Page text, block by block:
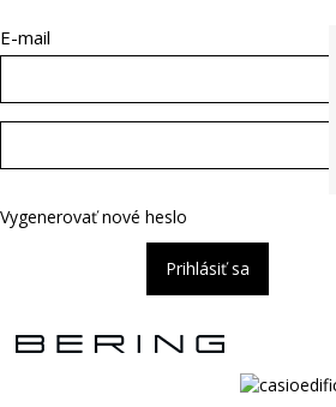
E-mail
Vygenerovať nové heslo
Prihlásiť sa